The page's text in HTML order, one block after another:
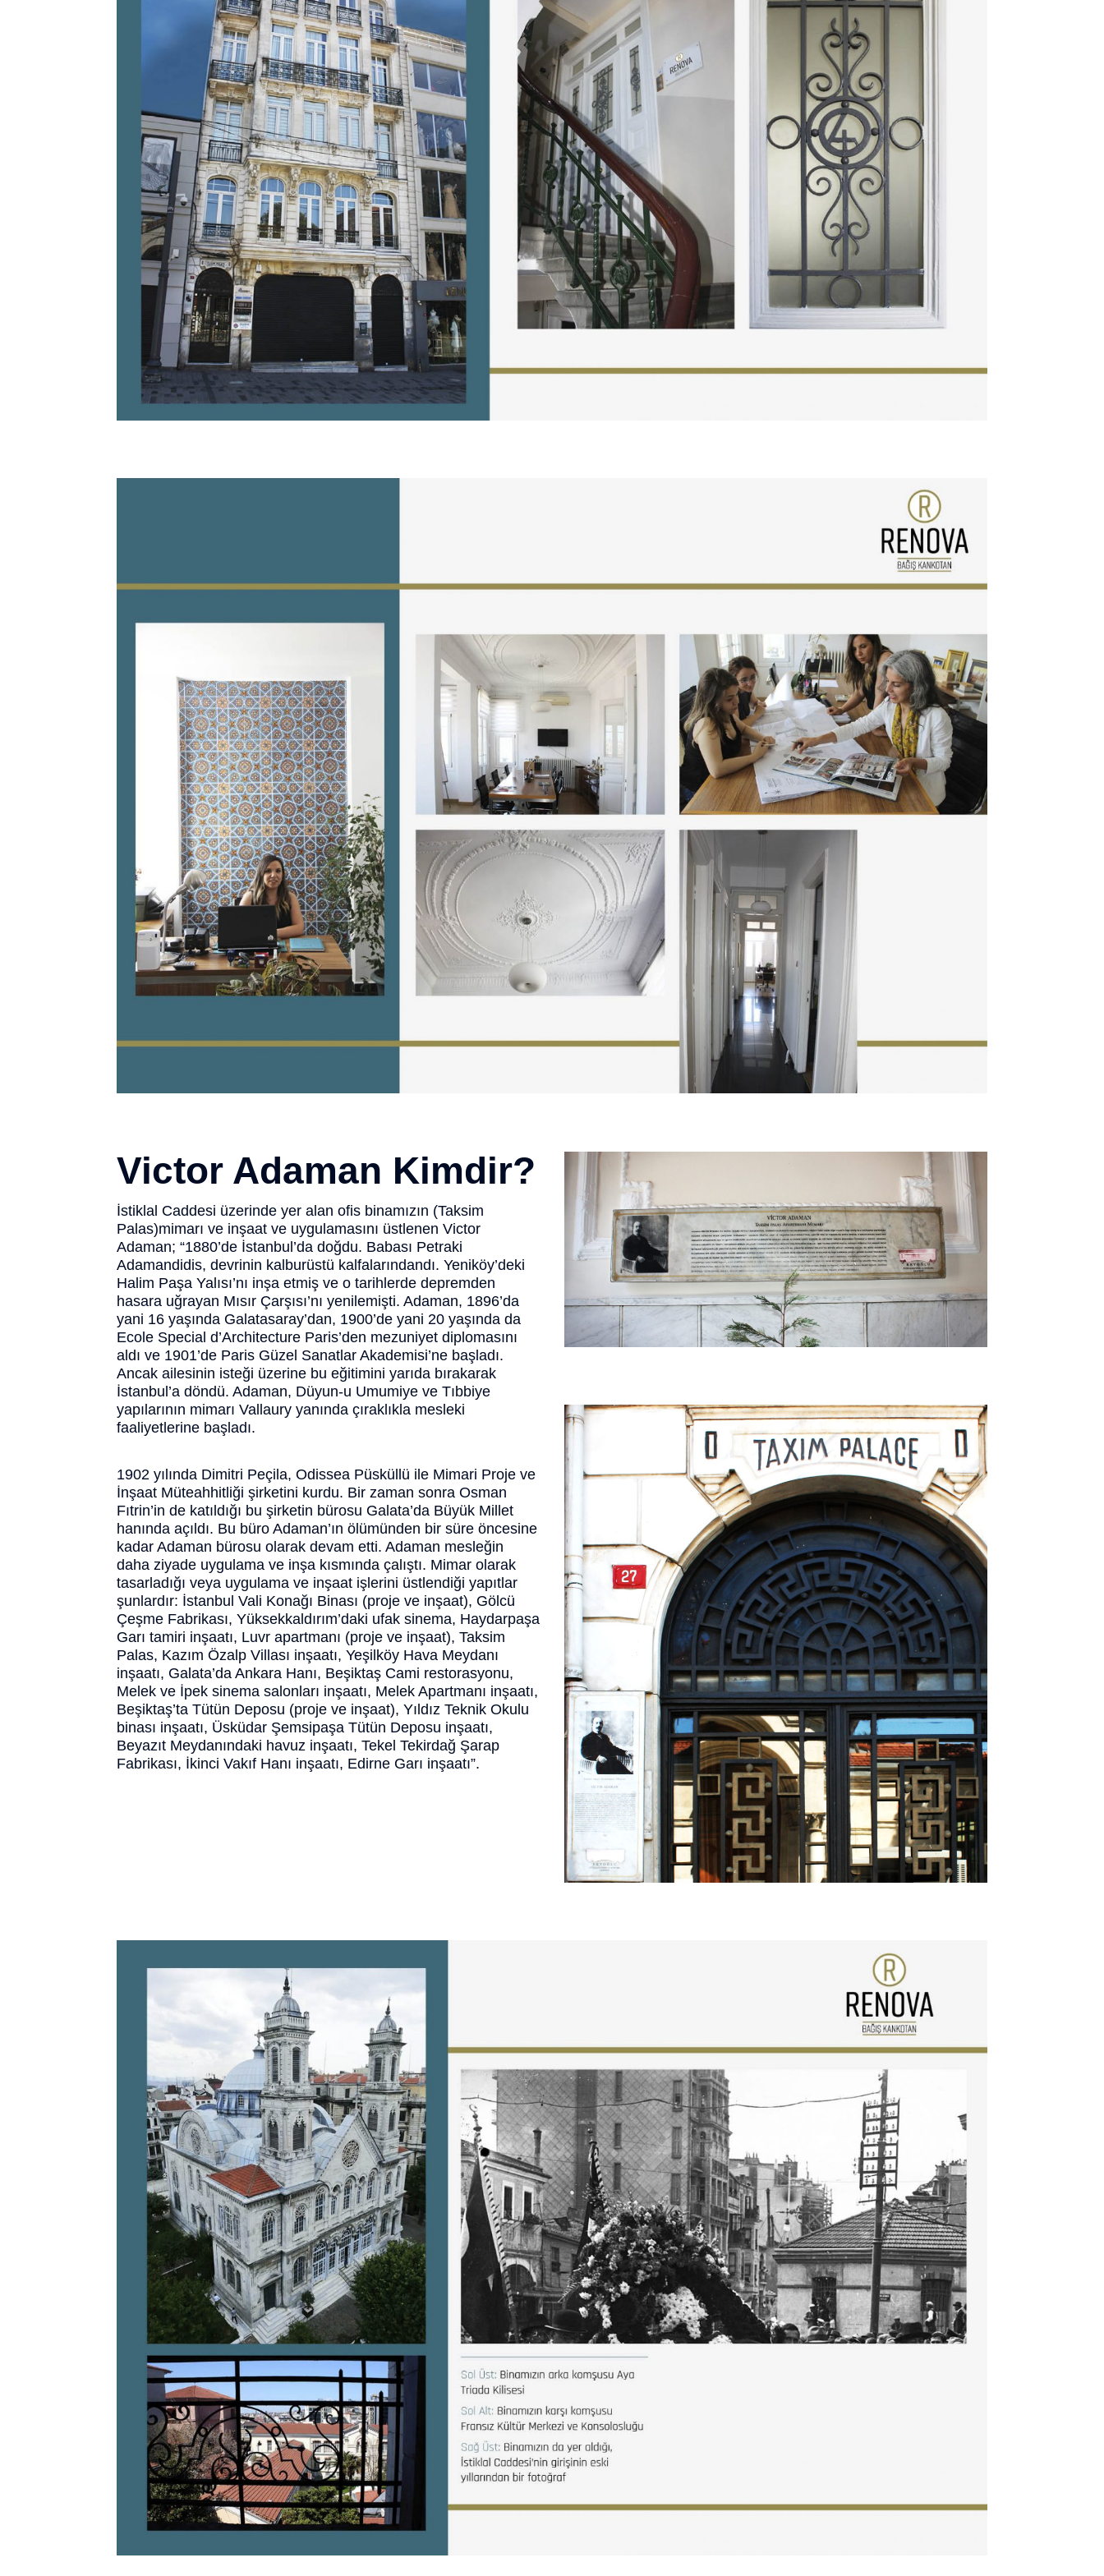
Victor Adaman Kimdir?
İstiklal Caddesi üzerinde yer alan ofis binamızın (Taksim
Palas)mimarı ve inşaat ve uygulamasını üstlenen Victor
Adaman; “1880’de İstanbul’da doğdu. Babası Petraki
Adamandidis, devrinin kalburüstü kalfalarındandı. Yeniköy’deki
Halim Paşa Yalısı’nı inşa etmiş ve o tarihlerde depremden
hasara uğrayan Mısır Çarşısı’nı yenilemişti. Adaman, 1896’da
yani 16 yaşında Galatasaray’dan, 1900’de yani 20 yaşında da
Ecole Special d’Architecture Paris’den mezuniyet diplomasını
aldı ve 1901’de Paris Güzel Sanatlar Akademisi’ne başladı.
Ancak ailesinin isteği üzerine bu eğitimini yarıda bırakarak
İstanbul’a döndü. Adaman, Düyun-u Umumiye ve Tıbbiye
yapılarının mimarı Vallaury yanında çıraklıkla mesleki
faaliyetlerine başladı.
1902 yılında Dimitri Peçila, Odissea Püsküllü ile Mimari Proje ve
İnşaat Müteahhitliği şirketini kurdu. Bir zaman sonra Osman
Fıtrin’in de katıldığı bu şirketin bürosu Galata’da Büyük Millet
hanında açıldı. Bu büro Adaman’ın ölümünden bir süre öncesine
kadar Adaman bürosu olarak devam etti. Adaman mesleğin
daha ziyade uygulama ve inşa kısmında çalıştı. Mimar olarak
tasarladığı veya uygulama ve inşaat işlerini üstlendiği yapıtlar
şunlardır: İstanbul Vali Konağı Binası (proje ve inşaat), Gölcü
Çeşme Fabrikası, Yüksekkaldırım’daki ufak sinema, Haydarpaşa
Garı tamiri inşaatı, Luvr apartmanı (proje ve inşaat), Taksim
Palas, Kazım Özalp Villası inşaatı, Yeşilköy Hava Meydanı
inşaatı, Galata’da Ankara Hanı, Beşiktaş Cami restorasyonu,
Melek ve İpek sinema salonları inşaatı, Melek Apartmanı inşaatı,
Beşiktaş’ta Tütün Deposu (proje ve inşaat), Yıldız Teknik Okulu
binası inşaatı, Üsküdar Şemsipaşa Tütün Deposu inşaatı,
Beyazıt Meydanındaki havuz inşaatı, Tekel Tekirdağ Şarap
Fabrikası, İkinci Vakıf Hanı inşaatı, Edirne Garı inşaatı”.